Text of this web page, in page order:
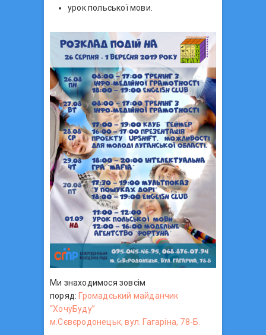
урок польської мови.
Ми знаходимося зовсім
поряд:Громадський майданчик
“ХочуБуду”
м.Сєвєродонецьк, вул. Гагаріна, 78-Б.